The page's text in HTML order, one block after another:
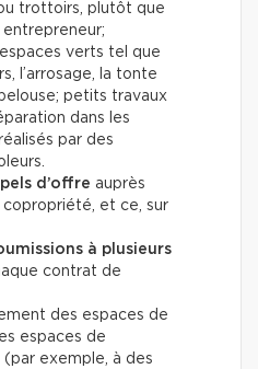
trottoirs, plutôt que
verts tel que
l’arrosage, la tonte
petits travaux
dans les
par des
d’offre auprès
copropriété, et ce, sur
à plusieurs
contrat de
des espaces de
espaces de
exemple, à des